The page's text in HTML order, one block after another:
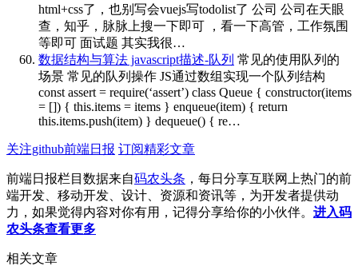
html+css了，也别写会vuejs写todolist了 公司 公司在天眼
查，知乎，脉脉上搜一下即可 ，看一下高管，工作氛围
等即可 面试题 其实我很…
数据结构与算法 javascript描述-队列 常见的使用队列的
场景 常见的队列操作 JS通过数组实现一个队列结构
const assert = require(‘assert’) class Queue { constructor(items
= []) { this.items = items } enqueue(item) { return
this.items.push(item) } dequeue() { re…
关注github前端日报 订阅精彩文章
前端日报栏目数据来自码农头条 ，每日分享互联网上热门的前
端开发、移动开发、设计、资源和资讯等，为开发者提供动
力，如果觉得内容对你有用，记得分享给你的小伙伴。 进入码
农头条查看更多
相关文章